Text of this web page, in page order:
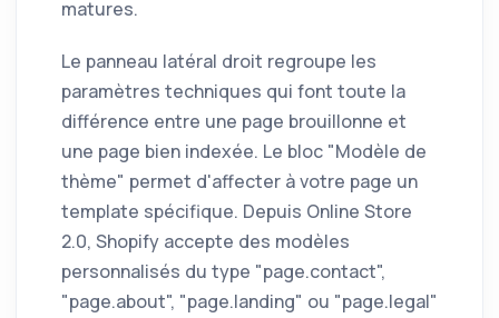
matures.
Le panneau latéral droit regroupe les
paramètres techniques qui font toute la
différence entre une page brouillonne et
une page bien indexée. Le bloc "Modèle de
thème" permet d'affecter à votre page un
template spécifique. Depuis Online Store
2.0, Shopify accepte des modèles
personnalisés du type "page.contact",
"page.about", "page.landing" ou "page.legal"